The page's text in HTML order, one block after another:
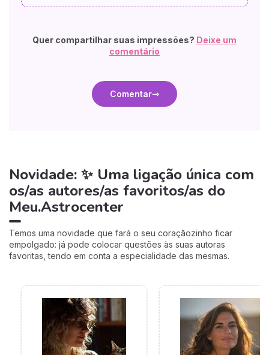
Quer compartilhar suas impressões? Deixe um
comentário
Comentar
Novidade: ✨ Uma ligação única com
os/as autores/as favoritos/as do
Meu.Astrocenter
Temos uma novidade que fará o seu coraçãozinho ficar
empolgado: já pode colocar questões às suas autoras
favoritas, tendo em conta a especialidade das mesmas.